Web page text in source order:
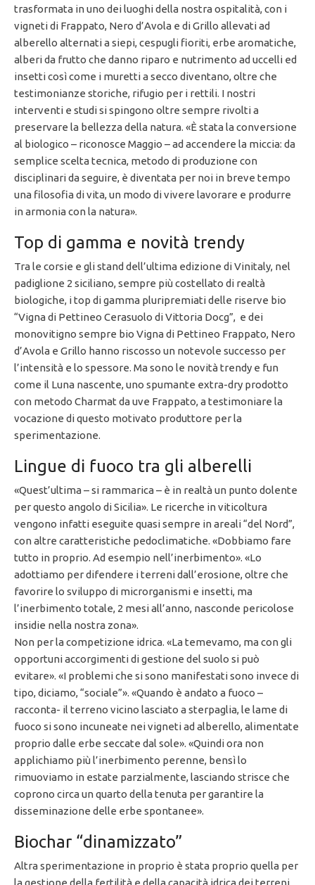
trasformata in uno dei luoghi della nostra ospitalità, con i
vigneti di Frappato, Nero d’Avola e di Grillo allevati ad
alberello alternati a siepi, cespugli fioriti, erbe aromatiche,
alberi da frutto che danno riparo e nutrimento ad uccelli ed
insetti così come i muretti a secco diventano, oltre che
testimonianze storiche, rifugio per i rettili. I nostri
interventi e studi si spingono oltre sempre rivolti a
preservare la bellezza della natura. «È stata la conversione
al biologico – riconosce Maggio – ad accendere la miccia: da
semplice scelta tecnica, metodo di produzione con
disciplinari da seguire, è diventata per noi in breve tempo
una filosofia di vita, un modo di vivere lavorare e produrre
in armonia con la natura».
Top di gamma e novità trendy
Tra le corsie e gli stand dell’ultima edizione di Vinitaly, nel
padiglione 2 siciliano, sempre più costellato di realtà
biologiche, i top di gamma pluripremiati delle riserve bio
“Vigna di Pettineo Cerasuolo di Vittoria Docg”, e dei
monovitigno sempre bio Vigna di Pettineo Frappato, Nero
d’Avola e Grillo hanno riscosso un notevole successo per
l’intensità e lo spessore. Ma sono le novità trendy e fun
come il Luna nascente, uno spumante extra-dry prodotto
con metodo Charmat da uve Frappato, a testimoniare la
vocazione di questo motivato produttore per la
sperimentazione.
Lingue di fuoco tra gli alberelli
«Quest’ultima – si rammarica – è in realtà un punto dolente
per questo angolo di Sicilia». Le ricerche in viticoltura
vengono infatti eseguite quasi sempre in areali “del Nord”,
con altre caratteristiche pedoclimatiche. «Dobbiamo fare
tutto in proprio. Ad esempio nell’inerbimento». «Lo
adottiamo per difendere i terreni dall’erosione, oltre che
favorire lo sviluppo di microrganismi e insetti, ma
l’inerbimento totale, 2 mesi all’anno, nasconde pericolose
insidie nella nostra zona».
Non per la competizione idrica. «La temevamo, ma con gli
opportuni accorgimenti di gestione del suolo si può
evitare». «I problemi che si sono manifestati sono invece di
tipo, diciamo, “sociale”». «Quando è andato a fuoco –
racconta- il terreno vicino lasciato a sterpaglia, le lame di
fuoco si sono incuneate nei vigneti ad alberello, alimentate
proprio dalle erbe seccate dal sole». «Quindi ora non
applichiamo più l’inerbimento perenne, bensì lo
rimuoviamo in estate parzialmente, lasciando strisce che
coprono circa un quarto della tenuta per garantire la
disseminazione delle erbe spontanee».
Biochar “dinamizzato”
Altra sperimentazione in proprio è stata proprio quella per